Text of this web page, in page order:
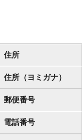
住所
住所（ヨミガナ）
郵便番号
電話番号